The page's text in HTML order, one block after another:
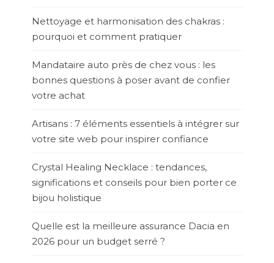
Nettoyage et harmonisation des chakras :
pourquoi et comment pratiquer
Mandataire auto près de chez vous : les
bonnes questions à poser avant de confier
votre achat
Artisans : 7 éléments essentiels à intégrer sur
votre site web pour inspirer confiance
Crystal Healing Necklace : tendances,
significations et conseils pour bien porter ce
bijou holistique
Quelle est la meilleure assurance Dacia en
2026 pour un budget serré ?